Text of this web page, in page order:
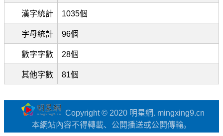
漢字統計 1035個
字母統計 96個
數字字數 28個
其他字數 81個
Copyright © 2020 明星網. mingxing9.cn
本網站內容不得轉載、公開播送或公開傳輸。